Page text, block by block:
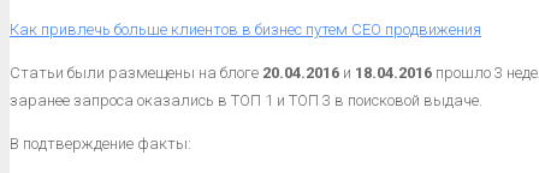
Как привлечь больше клиентов в бизнес путем СЕО продвижения
Статьи были размещены на блоге 20.04.2016 и 18.04.2016 прошло 3
заранее запроса оказались в ТОП 1 и ТОП 3 в поисковой выдаче.
В подтверждение факты: